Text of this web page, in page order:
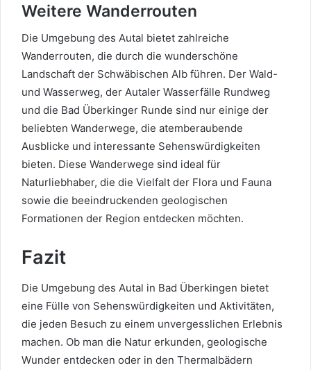
Weitere Wanderrouten
Die Umgebung des Autal bietet zahlreiche
Wanderrouten, die durch die wunderschöne
Landschaft der Schwäbischen Alb führen. Der Wald-
und Wasserweg, der Autaler Wasserfälle Rundweg
und die Bad Überkinger Runde sind nur einige der
beliebten Wanderwege, die atemberaubende
Ausblicke und interessante Sehenswürdigkeiten
bieten. Diese Wanderwege sind ideal für
Naturliebhaber, die die Vielfalt der Flora und Fauna
sowie die beeindruckenden geologischen
Formationen der Region entdecken möchten.
Fazit
Die Umgebung des Autal in Bad Überkingen bietet
eine Fülle von Sehenswürdigkeiten und Aktivitäten,
die jeden Besuch zu einem unvergesslichen Erlebnis
machen. Ob man die Natur erkunden, geologische
Wunder entdecken oder in den Thermalbädern